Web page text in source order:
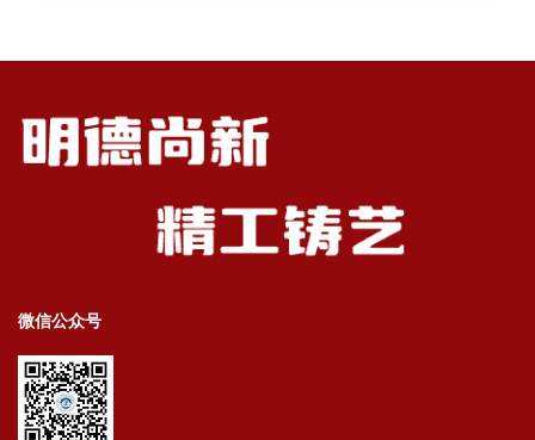
微信公众号